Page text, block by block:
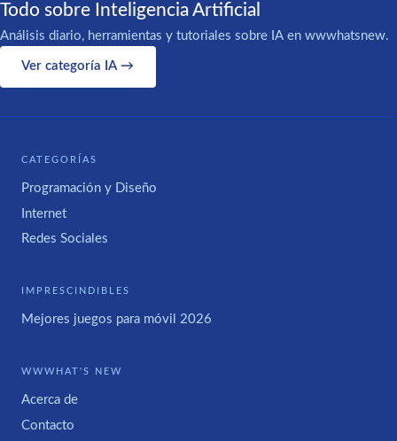
Todo sobre Inteligencia Artificial
Análisis diario, herramientas y tutoriales sobre IA en wwwhatsnew.
Ver categoría IA →
CATEGORÍAS
Programación y Diseño
Internet
Redes Sociales
IMPRESCINDIBLES
Mejores juegos para móvil 2026
WWWHAT'S NEW
Acerca de
Contacto